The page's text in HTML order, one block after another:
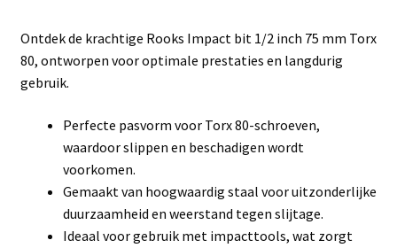
Ontdek de krachtige Rooks Impact bit 1/2 inch 75 mm Torx
80, ontworpen voor optimale prestaties en langdurig
gebruik.
Perfecte pasvorm voor Torx 80-schroeven,
waardoor slippen en beschadigen wordt
voorkomen.
Gemaakt van hoogwaardig staal voor uitzonderlijke
duurzaamheid en weerstand tegen slijtage.
Ideaal voor gebruik met impacttools, wat zorgt